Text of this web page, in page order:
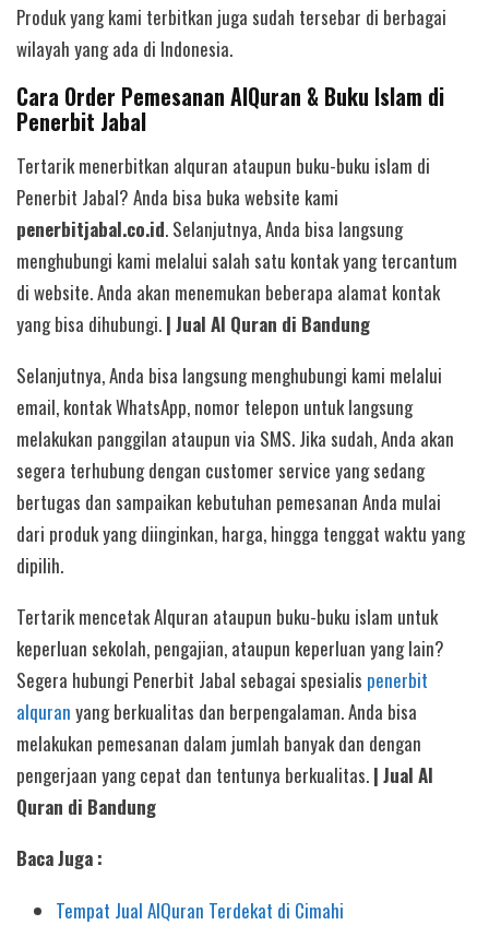
Produk yang kami terbitkan juga sudah tersebar di berbagai
wilayah yang ada di Indonesia.
Cara Order Pemesanan AlQuran & Buku Islam di
Penerbit Jabal
Tertarik menerbitkan alquran ataupun buku-buku islam di
Penerbit Jabal? Anda bisa buka website kami
penerbitjabal.co.id. Selanjutnya, Anda bisa langsung
menghubungi kami melalui salah satu kontak yang tercantum
di website. Anda akan menemukan beberapa alamat kontak
yang bisa dihubungi. | Jual Al Quran di Bandung
Selanjutnya, Anda bisa langsung menghubungi kami melalui
email, kontak WhatsApp, nomor telepon untuk langsung
melakukan panggilan ataupun via SMS. Jika sudah, Anda akan
segera terhubung dengan customer service yang sedang
bertugas dan sampaikan kebutuhan pemesanan Anda mulai
dari produk yang diinginkan, harga, hingga tenggat waktu yang
dipilih.
Tertarik mencetak Alquran ataupun buku-buku islam untuk
keperluan sekolah, pengajian, ataupun keperluan yang lain?
Segera hubungi Penerbit Jabal sebagai spesialis penerbit
alquran yang berkualitas dan berpengalaman. Anda bisa
melakukan pemesanan dalam jumlah banyak dan dengan
pengerjaan yang cepat dan tentunya berkualitas. | Jual Al
Quran di Bandung
Baca Juga :
Tempat Jual AlQuran Terdekat di Cimahi